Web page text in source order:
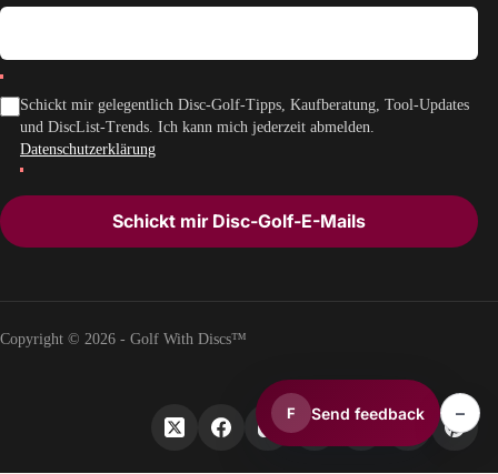
Schickt mir gelegentlich Disc-Golf-Tipps, Kaufberatung, Tool-Updates
und DiscList-Trends. Ich kann mich jederzeit abmelden.
Datenschutzerklärung
Schickt mir Disc-Golf-E-Mails
Copyright © 2026 - Golf With Discs™
F Send feedback –